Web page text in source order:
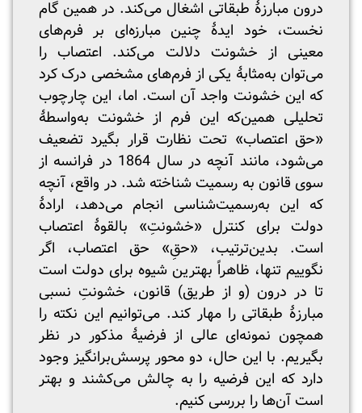
درون مبارزۀ طبقاتی اشغال می‌کند. در همین گام
نخست، خود ایدۀ چنین مبارزه‌ای بر فرم‌های
معینی از خشونت دلالت می‌کند. اعتصاب را
می‌توان به‌مثابۀ یکی از فرم‌های مشخصی درک کرد
که این خشونت واجد آن است. اما، این چارچوب
تحلیلی همین‌که این فرم از خشونت به‌واسطۀ
«حق اعتصاب» تحت نظارت قرار بگیرد تضعیف
می‌شود، مانند آنچه در سال 1864 در فرانسه از
سوی قانون به رسمیت شناخته شد. در واقع، آنچه
که این به‌رسمیت‌شناسی انجام می‌دهد، ارادۀ
دولت برای کنترل «خشونتِ» بالقوۀ اعتصاب
است. بدین‌ترتیب، «حقِ» حق اعتصاب، اگر
نگوییم تنها، ظاهراً بهترین شیوه برای دولت است
تا در درون (و از طریق) قانون، خشونتِ نسبی
مبارزۀ طبقاتی را مهار کند. می‌توانیم این نکته را
همچون نمونه‌ای عالی از فرضیۀ مذکور در نظر
بگیریم. با این حال، دو محور پرسش‌برانگیز وجود
دارد که این فرضیه را به چالش می‌کشند و بهتر
است آن‌ها را بررسی کنیم.